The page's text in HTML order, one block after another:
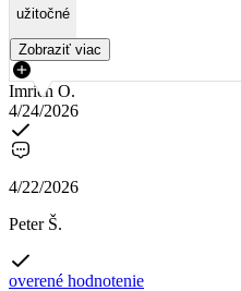
užitočné
Zobraziť viac
Imrich O.
4/24/2026
4/22/2026
Peter Š.
overené hodnotenie